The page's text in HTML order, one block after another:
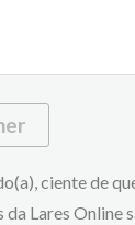
ciente de
Lares Online